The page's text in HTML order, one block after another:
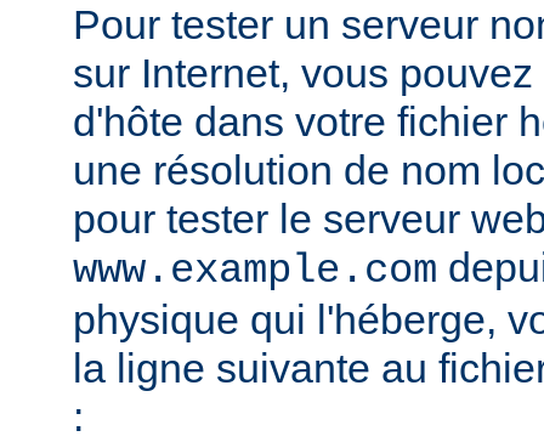
Pour tester un serveur
sur Internet, vous
d'hôte dans votre fichier
une résolution de nom
pour tester le serveur
www.example.com
physique qui l'héberge,
la ligne suivante au
: